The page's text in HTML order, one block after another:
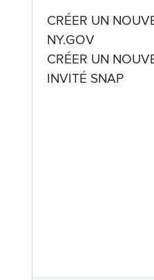
CRÉER UN
NY.GOV
CRÉER UN
INVITÉ SNAP